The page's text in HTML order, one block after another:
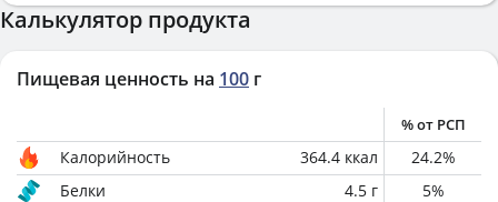
Калькулятор продукта
Пищевая ценность на 100 г
% от РСП
Калорийность 364.4 ккал 24.2%
Белки
4.5 г 5%